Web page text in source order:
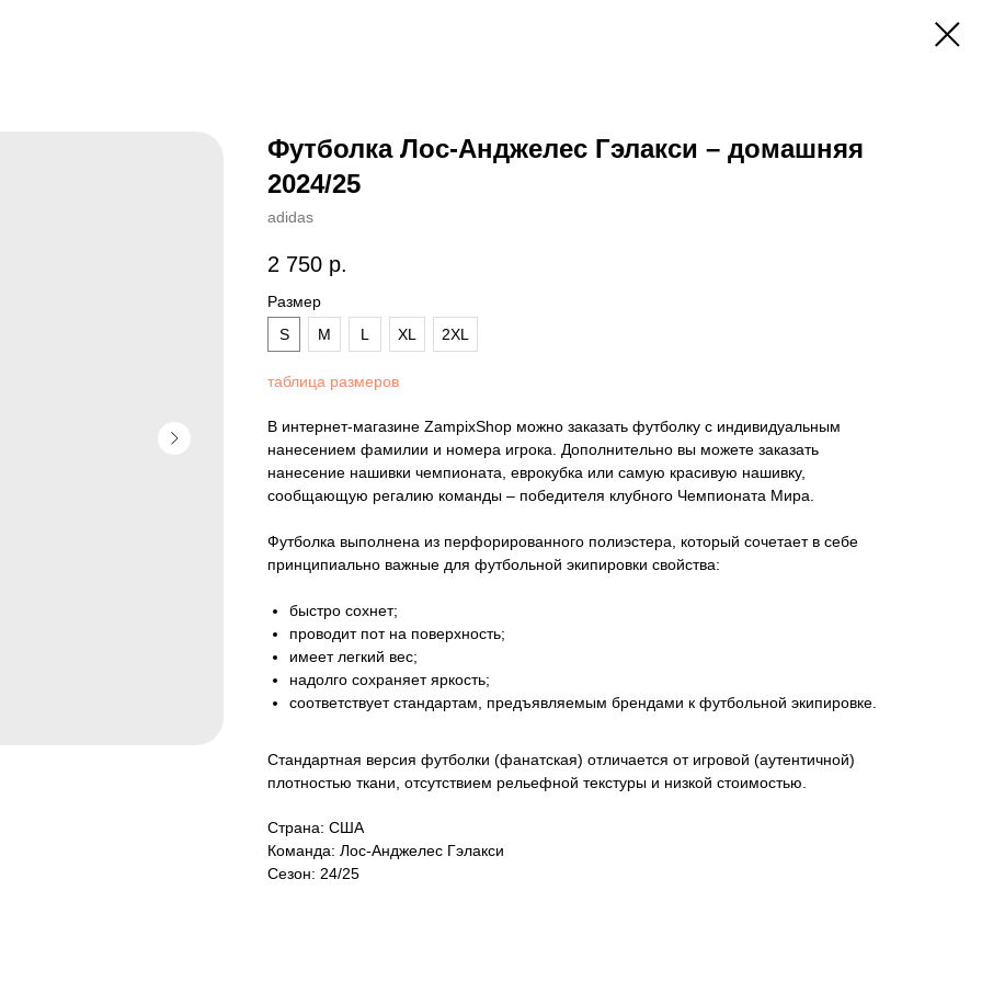
Футболка Лос-Анджелес Гэлакси – домашняя
2024/25
adidas
2 750 р.
Размер
S
M L XL 2XL
таблица размеров
В интернет-магазине ZampixShop можно заказать футболку с индивидуальным
нанесением фамилии и номера игрока. Дополнительно вы можете заказать
нанесение нашивки чемпионата, еврокубка или самую красивую нашивку,
сообщающую регалию команды – победителя клубного Чемпионата Мира.
Футболка выполнена из перфорированного полиэстера, который сочетает в себе
принципиально важные для футбольной экипировки свойства:
быстро сохнет;
проводит пот на поверхность;
имеет легкий вес;
надолго сохраняет яркость;
соответствует стандартам, предъявляемым брендами к футбольной экипировке.
Стандартная версия футболки (фанатская) отличается от игровой (аутентичной)
плотностью ткани, отсутствием рельефной текстуры и низкой стоимостью.
Страна: США
Команда: Лос-Анджелес Гэлакси
Сезон: 24/25